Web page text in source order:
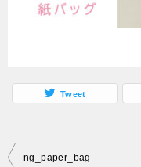
Tweet
投
ng_paper_bag